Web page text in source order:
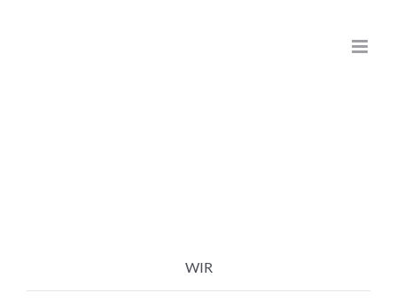
WIR